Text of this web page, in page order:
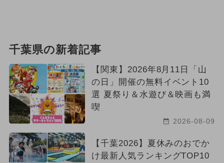
千葉県の新着記事
【関東】2026年8月11日「山
の日」開催の無料イベント10
選 夏祭り＆水遊び＆映画も満
喫
2026-08-09
【千葉2026】夏休みのおでか
け最新人気ランキングTOP10